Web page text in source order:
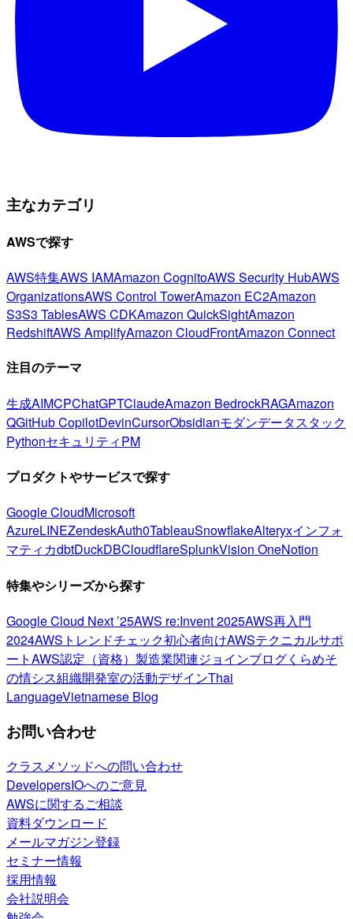
主なカテゴリ
AWSで探す
AWS特集AWS IAMAmazon CognitoAWS Security HubAWS
OrganizationsAWS Control TowerAmazon EC2Amazon
S3S3 TablesAWS CDKAmazon QuickSightAmazon
RedshiftAWS AmplifyAmazon CloudFrontAmazon Connect
注目のテーマ
生成AIMCPChatGPTClaudeAmazon BedrockRAGAmazon
QGitHub CopilotDevinCursorObsidianモダンデータスタック
PythonセキュリティPM
プロダクトやサービスで探す
Google CloudMicrosoft
AzureLINEZendeskAuth0TableauSnowflakeAlteryxインフォ
マティカdbtDuckDBCloudflareSplunkVision OneNotion
特集やシリーズから探す
Google Cloud Next ’25AWS re:Invent 2025AWS再入門
2024AWSトレンドチェック初心者向けAWSテクニカルサポ
ートAWS認定（資格） 製造業関連ジョインブログくらめそ
の情シス組織開発室の活動デザインThai
LanguageVietnamese Blog
お問い合わせ
クラスメソッドへの問い合わせ
DevelopersIOへのご意見
AWSに関するご相談
資料ダウンロード
メールマガジン登録
セミナー情報
採用情報
会社説明会